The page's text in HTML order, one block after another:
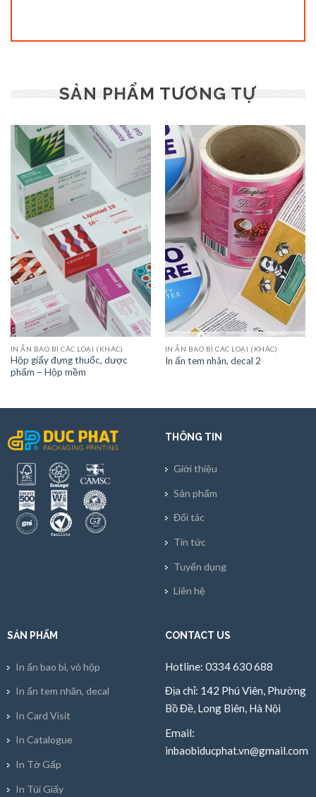
SẢN PHẨM TƯƠNG TỰ
IN ẤN BAO BÌ CÁC LOẠI (KHÁC)
Hộp giấy đựng thuốc, dược
phẩm – Hộp mềm
IN ẤN BAO BÌ CÁC LOẠI (KHÁC)
In ấn tem nhãn, decal 2
THÔNG TIN
Giới thiệu
Sản phẩm
Đối tác
Tin tức
Tuyển dụng
Liên hệ
SẢN PHẨM
In ấn bao bì, vỏ hộp
In ấn tem nhãn, decal
In Card Visit
In Catalogue
In Tờ Gấp
In Túi Giấy
CONTACT US
Hotline: 0334 630 688
Địa chỉ: 142 Phú Viên, Phường
Bồ Đề, Long Biên, Hà Nội
Email:
inbaobiducphat.vn@gmail.com